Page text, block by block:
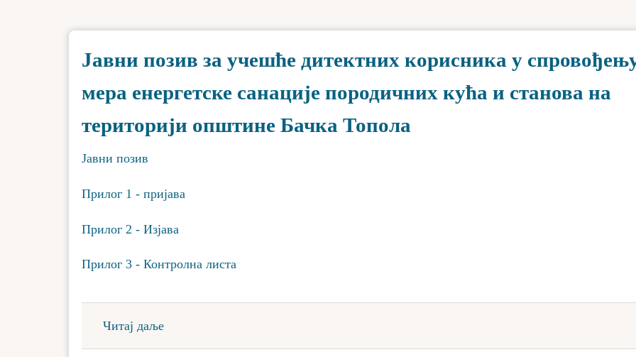
Јавни позив за учешће дитектних корисника у
мера енергетске санације породичних кућа и станова на
територији општине Бачка Топола
Јавни позив
Прилог 1 - пријава
Прилог 2 - Изјава
Прилог 3 - Контролна листа
Читај даље